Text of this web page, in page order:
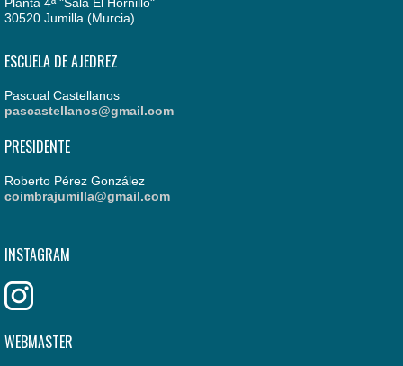
30520 Jumilla (Murcia)
ESCUELA DE AJEDREZ
Pascual Castellanos
pascastellanos@gmail.com
PRESIDENTE
Roberto Pérez González
coimbrajumilla@gmail.com
INSTAGRAM
WEBMASTER